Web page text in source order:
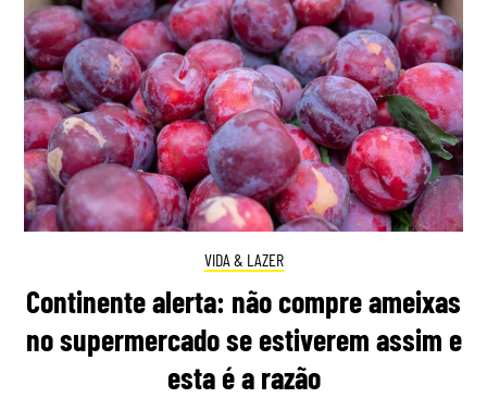
VIDA & LAZER
Continente alerta: não compre ameixas
no supermercado se estiverem assim e
esta é a razão